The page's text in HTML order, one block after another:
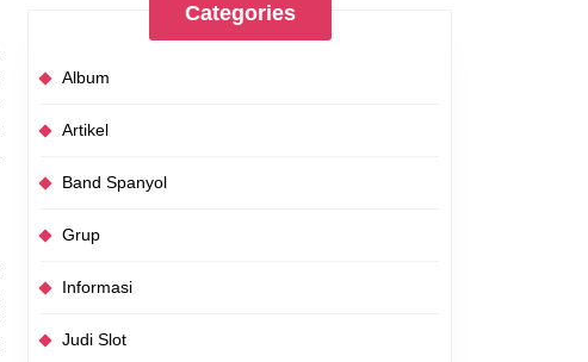
Categories
Album
Artikel
Band Spanyol
Grup
Informasi
Judi Slot